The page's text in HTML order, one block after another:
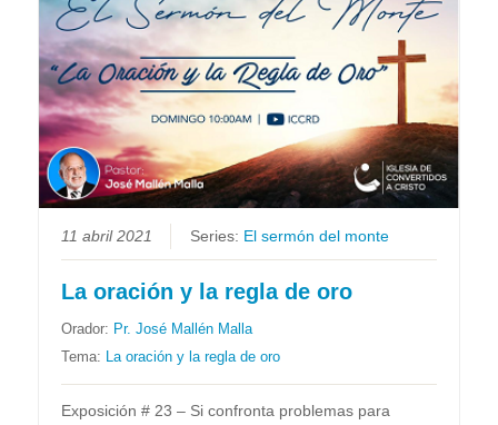
11 abril 2021 Series: El sermón del monte
La oración y la regla de oro
Orador: Pr. José Mallén Malla
Tema: La oración y la regla de oro
Exposición # 23 – Si confronta problemas para